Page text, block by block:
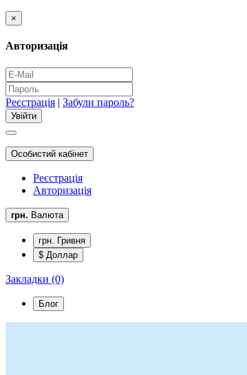
×
Авторизація
Реєстрація | Забули пароль?
Особистий кабінет
Реєстрація
Авторизація
грн. Валюта
грн. Гривня
$ Доллар
Закладки (0)
Блог